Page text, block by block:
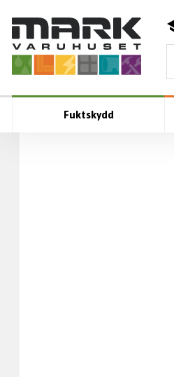
Fuktskydd